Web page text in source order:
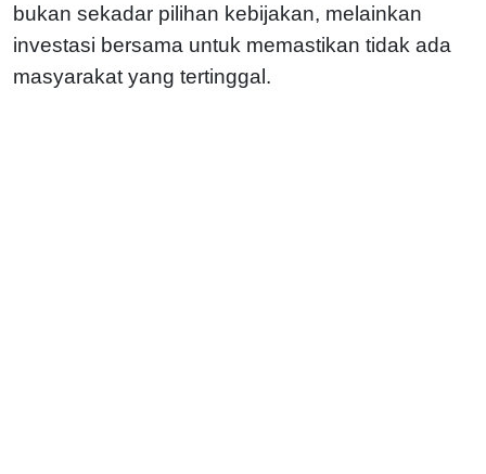
bukan sekadar pilihan kebijakan, melainkan
investasi bersama untuk memastikan tidak ada
masyarakat yang tertinggal.